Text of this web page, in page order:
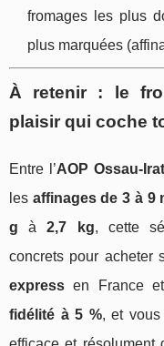
fromages les plus
plus marquées
À retenir : le
plaisir qui coche
Entre l’AOP
les affinages de 3 à 9
g à2,7 kg, cette
concrets pour acheter
express en France
fidélité à 5 %, et vous